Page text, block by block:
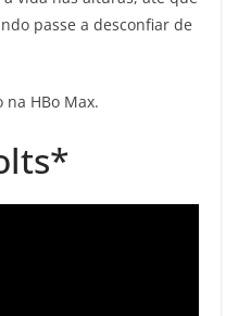
passe a desconfiar de
HBo Max.